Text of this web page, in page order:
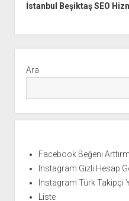
İstanbul Beşiktaş SEO
Menü
Ara
Facebook Beğeni
Instagram Gizli Hesap
Instagram Türk Takipçi
Liste